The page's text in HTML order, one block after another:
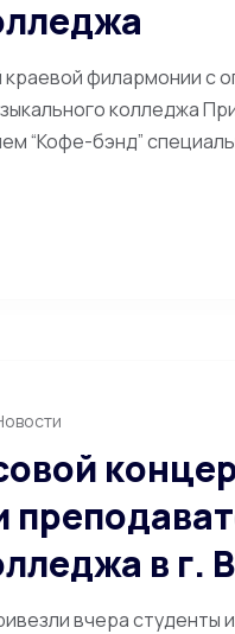
филармонии с
колледжа
“Кофе-бэнд”
в г.
вчера студенты